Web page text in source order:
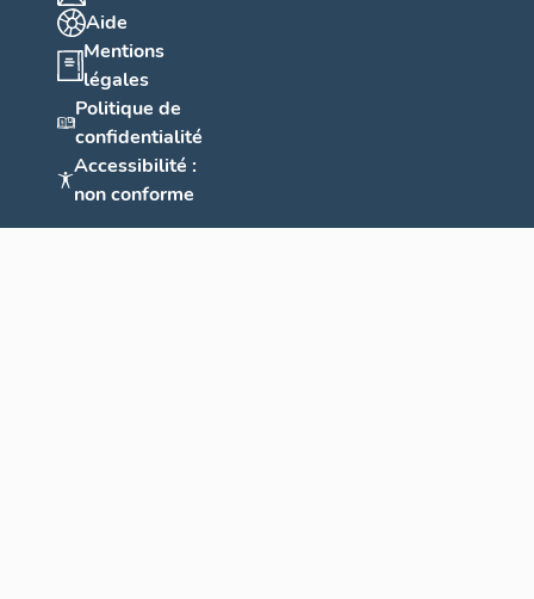
Aide
Mentions
légales
Politique de
confidentialité
Accessibilité :
non conforme